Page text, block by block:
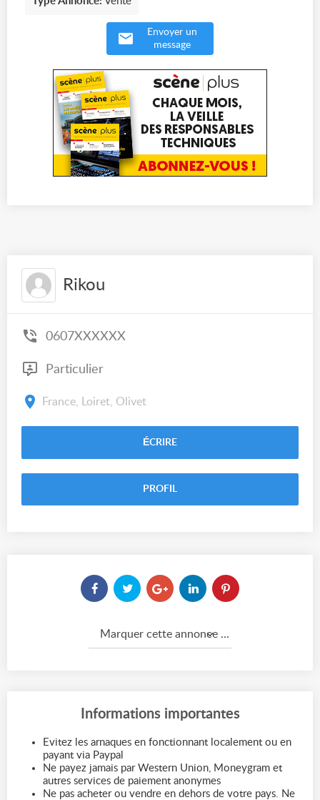
Envoyer un
message
Rikou
0607XXXXXX
Particulier
France, Loiret, Olivet
ÉCRIRE
PROFIL
Marquer cette annonce comme...
Informations importantes
Evitez les arnaques en fonctionnant localement ou en
payant via Paypal
Ne payez jamais par Western Union, Moneygram et
autres services de paiement anonymes
Ne pas acheter ou vendre en dehors de votre pays. Ne